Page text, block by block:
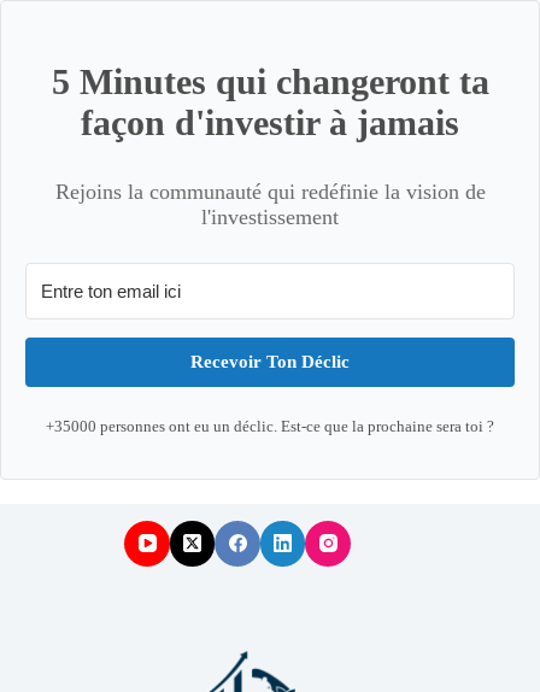
5 Minutes qui changeront ta
façon d'investir à jamais
Rejoins la communauté qui redéfinie la vision de
l'investissement
Recevoir Ton Déclic
+35000 personnes ont eu un déclic. Est-ce que la prochaine sera toi ?